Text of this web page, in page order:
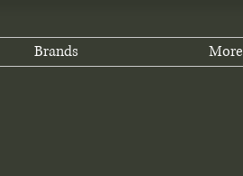
Brands More